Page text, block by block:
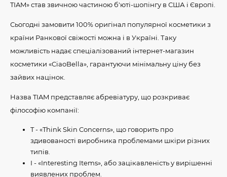
TIAM» став звичною частиною б'юті-шопінгу в США і Європі.
Сьогодні замовити 100% оригінал популярної косметики з
країни Ранкової свіжості можна і в Україні. Таку
можливість надає спеціалізований інтернет-магазин
косметики «CiaoBella», гарантуючи мінімальну ціну без
зайвих націнок.
Назва TIAM представляє абревіатуру, що розкриває
філософію компанії:
T - «Think Skin Concerns», що говорить про
здивованості виробника проблемами шкіри різних
типів.
I - «Interesting Items», або зацікавленість у вирішенні
виявлених проблем.